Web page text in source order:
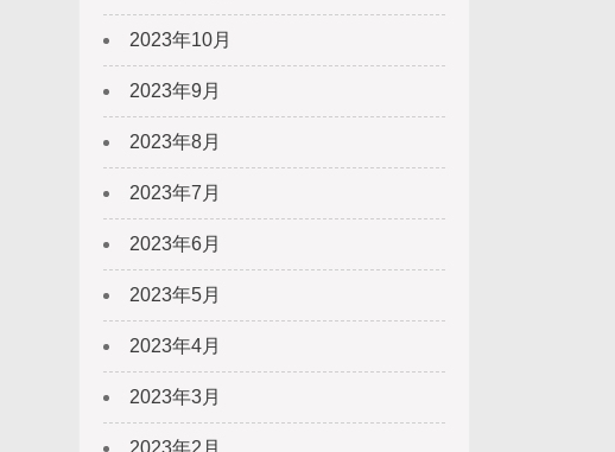
2023年10月
2023年9月
2023年8月
2023年7月
2023年6月
2023年5月
2023年4月
2023年3月
2023年2月